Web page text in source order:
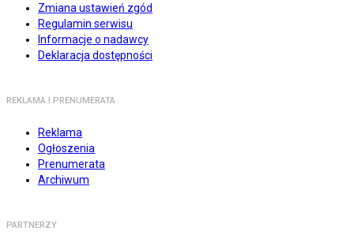
Zmiana ustawień zgód
Regulamin serwisu
Informacje o nadawcy
Deklaracja dostępności
REKLAMA I PRENUMERATA
Reklama
Ogłoszenia
Prenumerata
Archiwum
PARTNERZY